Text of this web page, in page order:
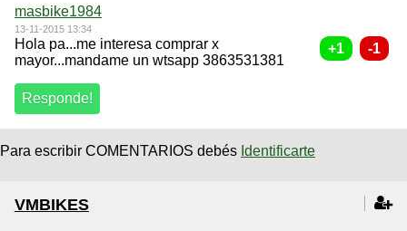
masbike1984
13-11-2015 13:34
Hola pa...me interesa comprar x
mayor...mandame un wtsapp 3863531381
Para escribir COMENTARIOS debés Identificarte
VMBIKES